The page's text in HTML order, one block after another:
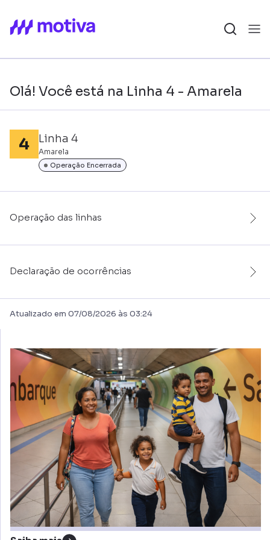
Olá! Você está na Linha 4 - Amarela
Linha 4
Amarela
Operação Encerrada
Operação das linhas
Declaração de ocorrências
Atualizado em 07/08/2026 às 03:24